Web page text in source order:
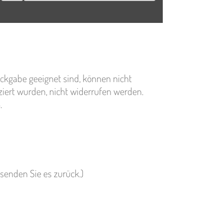
geeignet sind, können nicht
wurden, nicht widerrufen werden.
Sie es zurück.)